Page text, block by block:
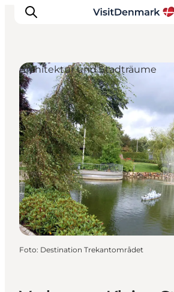
Inspiration
Regionen
Erlebnisse
Unterkünfte
Reiseplanung
Architektur und Stadträume
Foto: Destination Trekantområdet